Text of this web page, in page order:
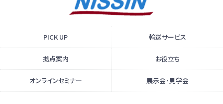
PICK UP 輸送サービス
拠点案内 お役立ち
オンラインセミナー 展示会･見学会